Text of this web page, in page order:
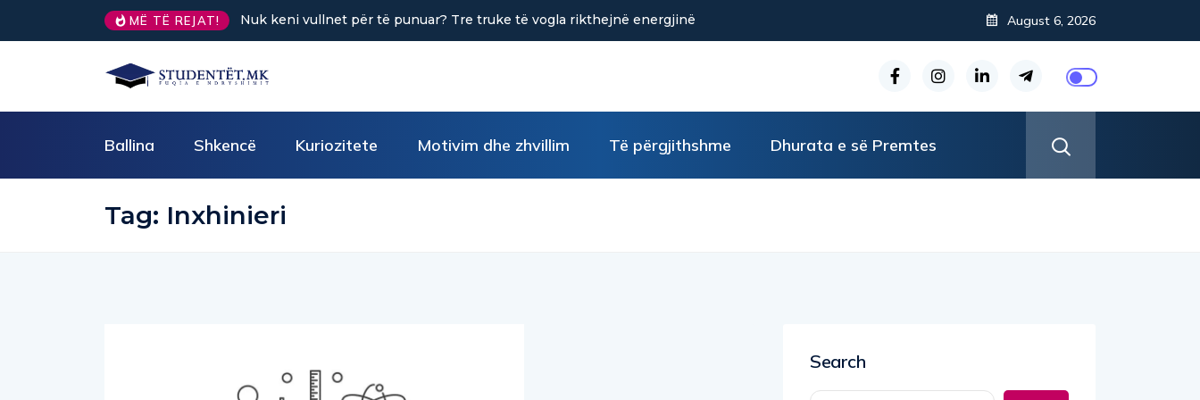
MË TË REJAT! Nuk keni vullnet për të punuar? Tre truke të vogla rikthejnë energjinë August 6, 2026
Ballina Shkencë Kuriozitete Motivim dhe zhvillim Të përgjithshme Dhurata e së Premtes
Tag: Inxhinieri
Search